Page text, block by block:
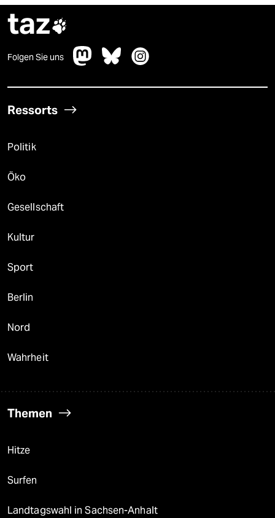
taz
Folgen Sie uns
Ressorts
Politik
Öko
Gesellschaft
Kultur
Sport
Berlin
Nord
Wahrheit
Themen
Hitze
Surfen
Landtagswahl in Sachsen-Anhalt